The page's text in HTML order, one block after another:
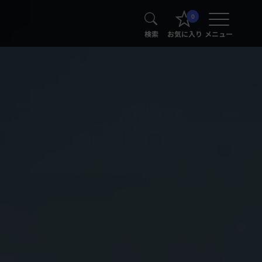
検索
0
お気に入り メニュー